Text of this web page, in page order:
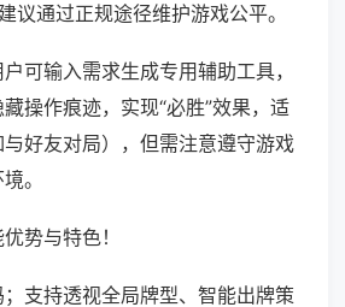
议通过正规途径维护游戏公平。
可输入需求生成专用辅助工具，
操作痕迹，实现“必胜”效果，适
好友对局），但需注意遵守游戏
。
势与特色！
支持透视全局牌型、智能出牌策